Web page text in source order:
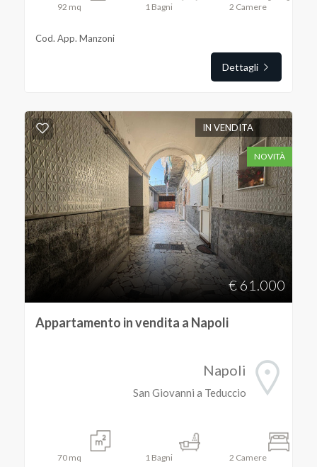
92 mq 1Bagni 2 Camere
Cod. App. Manzoni
Dettagli
IN VENDITA
NOVITÀ
€ 61.000
Appartamento in vendita a Napoli
Napoli
San Giovanni a Teduccio
70 mq 1Bagni 2 Camere